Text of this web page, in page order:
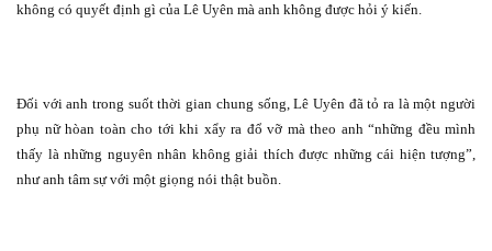
không có quyết định gì của Lê Uyên mà anh không được hỏi ý kiến.
Đối với anh trong suốt thời gian chung sống, Lê Uyên đã tỏ ra là một người
phụ nữ hòan toàn cho tới khi xẩy ra đổ vỡ mà theo anh “những đều mình
thấy là những nguyên nhân không giải thích được những cái hiện tượng”,
như anh tâm sự với một giọng nói thật buồn.